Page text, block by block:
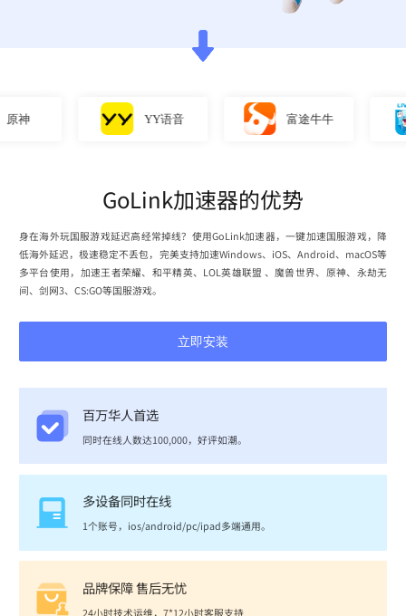
YY语音 富途牛牛
GoLink加速器的优势
身在海外玩国服游戏延迟高经常掉线？使用GoLink加速器，一键加速国服游戏，降
低海外延迟，极速稳定不丢包，完美支持加速Windows、iOS、Android、macOS等
多平台使用，加速王者荣耀、和平精英、LOL英雄联盟 、魔兽世界、原神、永劫无
间、剑网3、CS:GO等国服游戏。
立即安装
百万华人首选
同时在线人数达100,000，好评如潮。
多设备同时在线
1个账号，ios/android/pc/ipad多端通用。
品牌保障 售后无忧
24小时技术运维，7*12小时客服支持